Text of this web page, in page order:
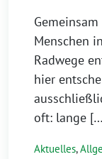
Menschen
Radwege
hier
oft: lange
Aktuelles,